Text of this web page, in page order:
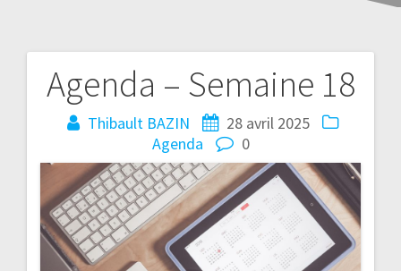
Agenda – Semaine 18
Thibault BAZIN
28 avril 2025
Agenda
0